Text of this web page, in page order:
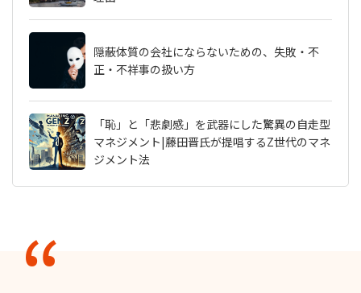
隠蔽体質の会社にならないための、失敗・不
正・不祥事の扱い方
「恥」と「悲劇感」を武器にした驚異の自走型
マネジメント|藤田晋氏が提唱するZ世代のマネ
ジメント法